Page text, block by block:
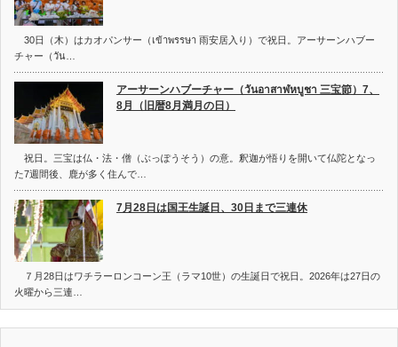
30日（木）はカオパンサー（เข้าพรรษา 雨安居入り）で祝日。アーサーンハブー
チャー（วัน…
アーサーンハブーチャー（วันอาสาฬหบูชา 三宝節）7、
8月（旧暦8月満月の日）
祝日。三宝は仏・法・僧（ぶっぽうそう）の意。釈迦が悟りを開いて仏陀となっ
た7週間後、鹿が多く住んで…
7月28日は国王生誕日、30日まで三連休
７月28日はワチラーロンコーン王（ラマ10世）の生誕日で祝日。2026年は27日の
火曜から三連…